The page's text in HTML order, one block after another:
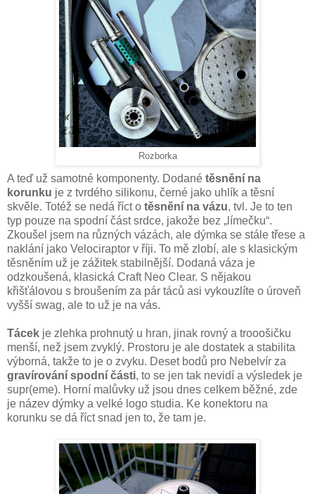
Rozborka
A teď už samotné komponenty. Dodané těsnění na
korunku je z tvrdého silikonu, černé jako uhlík a těsní
skvěle. Totéž se nedá říct o těsnění na vázu, tvl. Je to ten
typ pouze na spodní část srdce, jakože bez „límečku“.
Zkoušel jsem na různých vázách, ale dýmka se stále třese a
naklání jako Velociraptor v říji. To mě zlobí, ale s klasickým
těsněním už je zážitek stabilnější. Dodaná váza je
odzkoušená, klasická Craft Neo Clear. S nějakou
křišťálovou s broušením za pár táců asi vykouzlíte o úroveň
vyšší swag, ale to už je na vás.
Tácek je zlehka prohnutý u hran, jinak rovný a trooošičku
menší, než jsem zvyklý. Prostoru je ale dostatek a stabilita
výborná, takže to je o zvyku. Deset bodů pro Nebelvír za
gravírování spodní části, to se jen tak nevidí a výsledek je
supr(eme). Horní malůvky už jsou dnes celkem běžné, zde
je název dýmky a velké logo studia. Ke konektoru na
korunku se dá říct snad jen to, že tam je.